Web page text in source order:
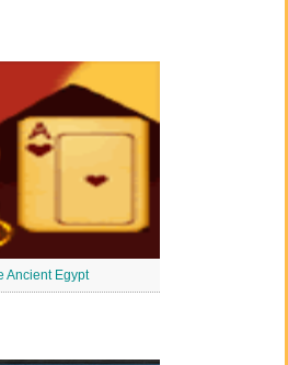
Ancient Egypt